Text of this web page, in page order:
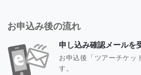
お申込み後の流れ
申し込み確認メールを
お申込後「ツアーチケッ
す。